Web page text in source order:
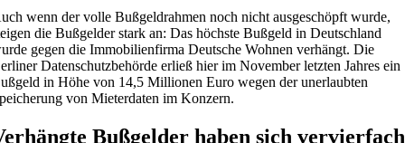
wenn der volle Bußgeldrahmen noch nicht ausgeschöpft wurde,
die Bußgelder stark an: Das höchste Bußgeld in Deutschland
gegen die Immobilienfirma Deutsche Wohnen verhängt. Die
Datenschutzbehörde erließ hier im November letzten Jahres ein
in Höhe von 14,5 Millionen Euro wegen der unerlaubten
von Mieterdaten im Konzern.
Bußgelder haben sich